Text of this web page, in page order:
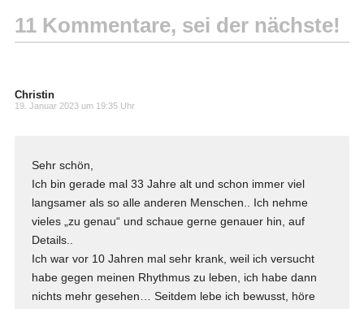
11 Kommentare, sei der nächste!
Christin
19. Januar 2023 um 19:35 Uhr
Sehr schön,
Ich bin gerade mal 33 Jahre alt und schon immer viel
langsamer als so alle anderen Menschen.. Ich nehme
vieles „zu genau“ und schaue gerne genauer hin, auf
Details..
Ich war vor 10 Jahren mal sehr krank, weil ich versucht
habe gegen meinen Rhythmus zu leben, ich habe dann
nichts mehr gesehen… Seitdem lebe ich bewusst, höre